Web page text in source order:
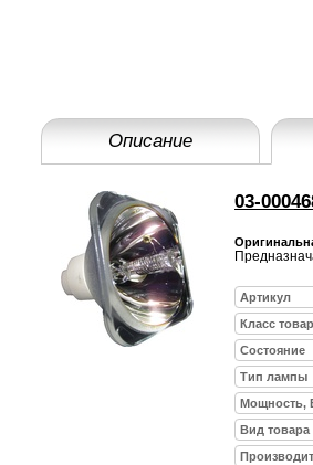
Описание
03-
Артикул
Класс
Состояние
Тип лампы
Мощность,
Вид товара